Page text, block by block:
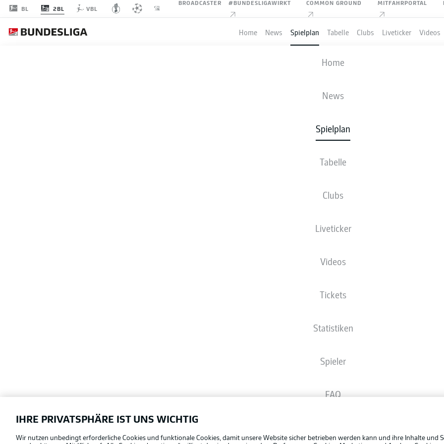
BL 2BL VBL
BROADCASTER #BUNDESLIGAWIRKT COMMON GROUND MITFAHRPORTAL
Home News Spielplan Tabelle Clubs Liveticker Videos
Home
News
Spielplan
Tabelle
Clubs
Liveticker
Videos
Tickets
Statistiken
Spieler
FAQ
FC ENERGIE COTTBUS
AUFSTELLUNGEN
Die Startaufstellung wird 60 Minuten vor Anpfiff veröffentlicht.
Football as it's meant to be
IHRE PRIVATSPHÄRE IST UNS WICHTIG
Wir nutzen unbedingt erforderliche Cookies und funktionale Cookies, damit unsere Website sicher betrieben werden kann und ihre Inhalte und